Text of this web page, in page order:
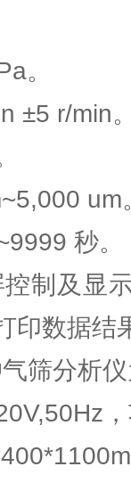
。
±5 r/min
um
秒。
制及显
印数据结
筛分析